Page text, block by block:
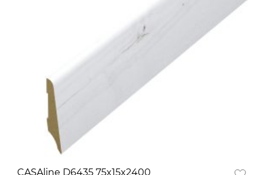
CASAline D6435 75x15x2400